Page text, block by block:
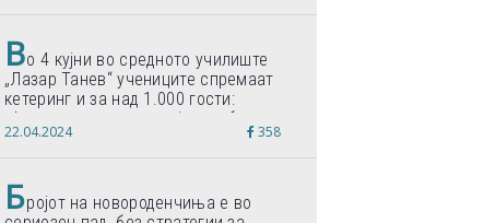
Во 4 кујни во средното училиште
„Лазар Танев“ учениците спремаат
кетеринг и за над 1.000 гости:
„Формиравме компанија и работиме
по светски стандарди“
22.04.2024 358
Бројот на новороденчиња е во